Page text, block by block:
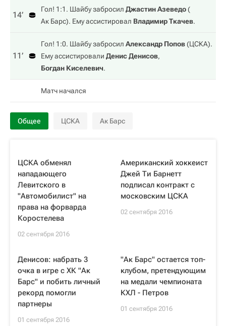
14‎’‎
Гол! 1:1. Шайбу забросил Джастин Азеведо(
Ак Барс). Ему ассистировал Владимир Ткачев.
11‎’‎
Гол! 1:0. Шайбу забросил Александр Попов(ЦСКА).
Ему ассистировали Денис Денисов,
Богдан Киселевич.
Матч начался
Общее ЦСКА Ак Барс
ЦСКА обменял
нападающего
Левитского в
"Автомобилист" на
права на форварда
Коростелева
02 сентября 2016
Американский хоккеист
Джей Ти Барнетт
подписал контракт с
московским ЦСКА
02 сентября 2016
Денисов: набрать 3
очка в игре с ХК "Ак
Барс" и побить личный
рекорд помогли
партнеры
01 сентября 2016
"Ак Барс" остается топ-
клубом, претендующим
на медали чемпионата
КХЛ - Петров
01 сентября 2016